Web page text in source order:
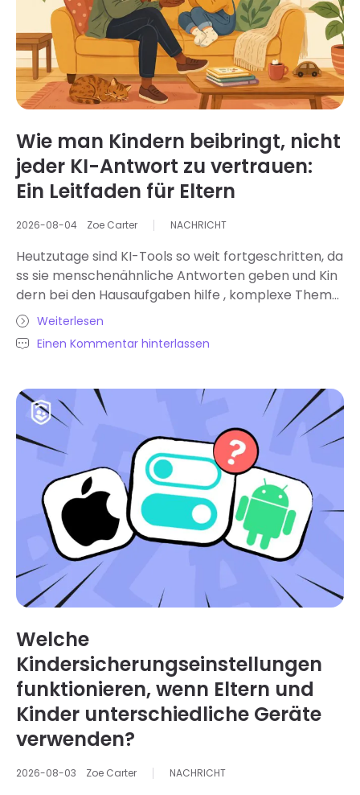
Wie man Kindern beibringt, nicht
jeder KI-Antwort zu vertrauen:
Ein Leitfaden für Eltern
2026-08-04 Zoe Carter NACHRICHT
Heutzutage sind KI-Tools so weit fortgeschritten, da
ss sie menschenähnliche Antworten geben und Kin
dern bei den Hausaufgaben hilfe , komplexe Theme
n erklären und vieles mehr. Dabei wird jedoch oft üb
ersehen, dass KI-Antworten mitunter veraltet oder
sogar fehlerhaft sein können. Common Sense Medi
KI-Suchtools von Google ein Risiko für Kinder darstel
len, da sie zwar autoritativ, aber unvollständig wirke
n. Dieser Leitfaden richtet sich daher an Familien mi
t Kindern zwischen 9 und 17 Jahren, die KI-Tools nut
zen und die digitale Kompetenz ihrer Kinder fördern
möchten. In diesem Artikel erfahren Sie detail , wie S
Weiterlesen
Einen Kommentar hinterlassen
Welche
Kindersicherungseinstellungen
funktionieren, wenn Eltern und
Kinder unterschiedliche Geräte
verwenden?
2026-08-03 Zoe Carter NACHRICHT